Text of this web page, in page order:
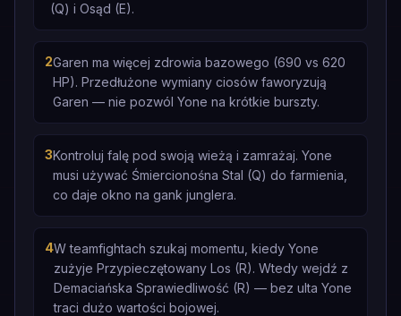
(Q) i Osąd (E).
2Garen ma więcej zdrowia bazowego (690 vs 620
HP). Przedłużone wymiany ciosów faworyzują
Garen — nie pozwól Yone na krótkie burszty.
3Kontroluj falę pod swoją wieżą i zamrażaj. Yone
musi używać Śmiercionośna Stal (Q) do farmienia,
co daje okno na gank junglera.
4W teamfightach szukaj momentu, kiedy Yone
zużyje Przypieczętowany Los (R). Wtedy wejdź z
Demaciańska Sprawiedliwość (R) — bez ulta Yone
traci dużo wartości bojowej.